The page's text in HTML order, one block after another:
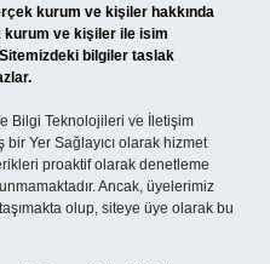
kurum ve kişiler hakkında
kurum ve kişiler ile isim
bilgiler taslak
Bilgi Teknolojileri ve İletişim
bir Yer Sağlayıcı olarak hizmet
proaktif olarak denetleme
Ancak, üyelerimiz
olup, siteye üye olarak bu